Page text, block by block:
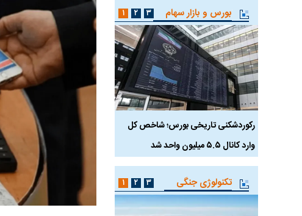
بورس و بازار سهام
رکوردشکنی تاریخی بورس؛ شاخص کل
وارد کانال ۵.۵ میلیون واحد شد
هجوم نقدینگی به بورس؛
هم‌وزن در قله تاریخی
۱ ۲ ۳
تکنولوژی جنگی ۱ ۲ ۳